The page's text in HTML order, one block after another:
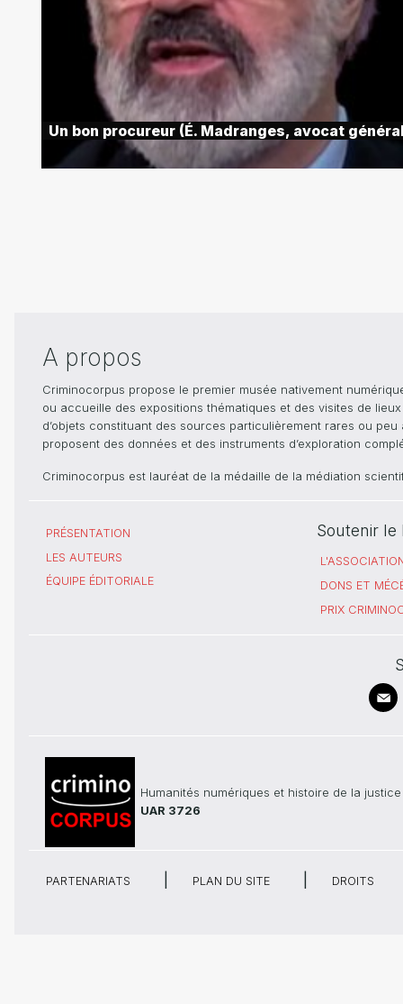
Un bon procureur (É. Madranges, avocat
A propos
Criminocorpus propose le premier musée nativement
ou accueille des expositions thématiques et des visites de
d’objets constituant des sources particulièrement rares ou
proposent des données et des instruments d’exploration
Criminocorpus est lauréat de la médaille de la médiation
PRÉSENTATION
LES AUTEURS
ÉQUIPE ÉDITORIALE
Soutenir le
DONS ET
PRIX
Humanités numériques et histoire de la justice
UAR 3726
PARTENARIATS PLAN DU SITE DROITS